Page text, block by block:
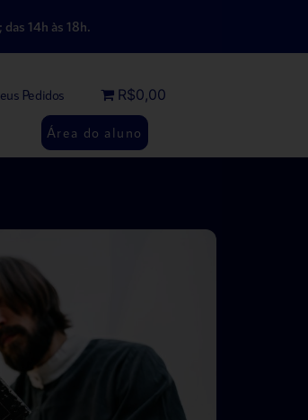
14h às 18h.
Pedidos R$0,00
Área do aluno